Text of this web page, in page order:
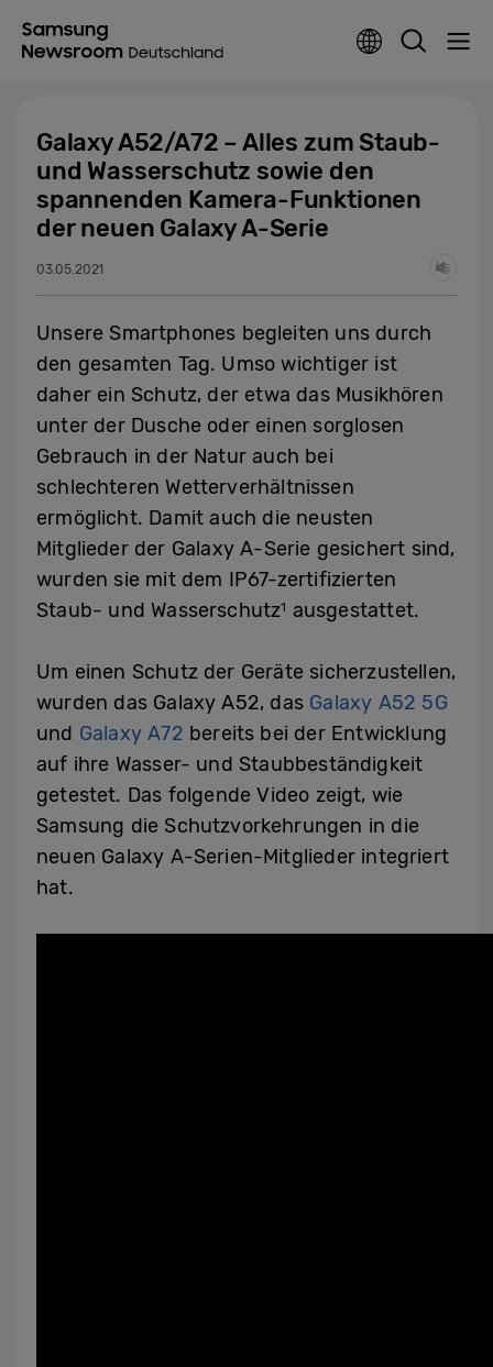
Galaxy A52/A72 – Alles zum Staub-
und Wasserschutz sowie den
spannenden Kamera-Funktionen
der neuen Galaxy A-Serie
03.05.2021
Unsere Smartphones begleiten uns durch
den gesamten Tag. Umso wichtiger ist
daher ein Schutz, der etwa das Musikhören
unter der Dusche oder einen sorglosen
Gebrauch in der Natur auch bei
schlechteren Wetterverhältnissen
ermöglicht. Damit auch die neusten
Mitglieder der Galaxy A-Serie gesichert sind,
wurden sie mit dem IP67-zertifizierten
Staub- und Wasserschutz1 ausgestattet.
Um einen Schutz der Geräte sicherzustellen,
wurden das Galaxy A52, das Galaxy A52 5G
und Galaxy A72 bereits bei der Entwicklung
auf ihre Wasser- und Staubbeständigkeit
getestet. Das folgende Video zeigt, wie
Samsung die Schutzvorkehrungen in die
neuen Galaxy A-Serien-Mitglieder integriert
hat.